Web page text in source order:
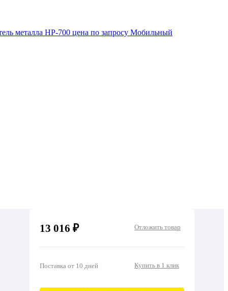
металла HP-700 цена по запросу Мобильный
13 016 ₽ Отложить товар
Поставка от 10 дней Купить в 1 клик